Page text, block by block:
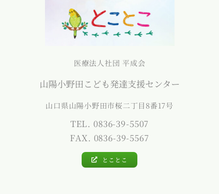
医療法人社団 平成会
山陽小野田こども発達支援センター
山口県山陽小野田市桜二丁目8番17号
TEL. 0836-39-5507
FAX. 0836-39-5567
とことこ